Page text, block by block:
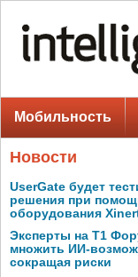
Мобильность
Новости
UserGate будет
решения при
оборудования
Эксперты на Т1
множить ИИ-
сокращая риски